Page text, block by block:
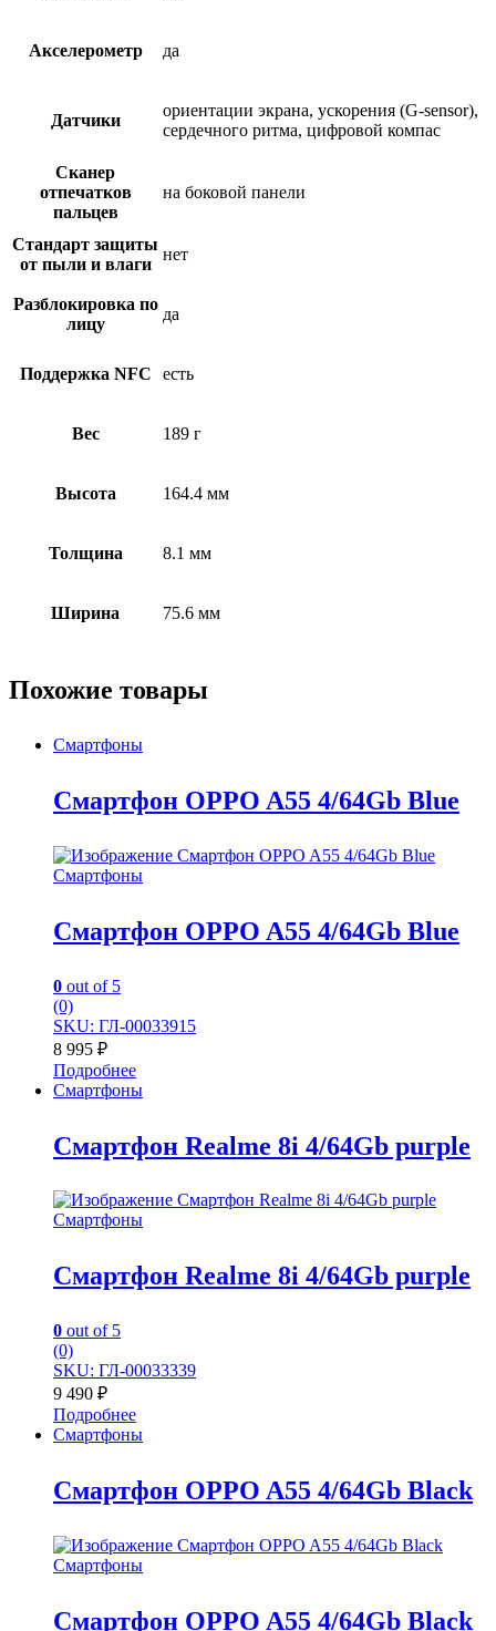
Акселерометр да
Датчики
ориентации экрана, ускорения (G-sensor),
сердечного ритма, цифровой компас
Сканер
отпечатков
пальцев
на боковой панели
Стандарт защиты
от пыли и влаги
нет
Разблокировка по
лицу
да
Поддержка NFC есть
Вес 189 г
Высота 164.4 мм
Толщина 8.1 мм
Ширина 75.6 мм
Похожие товары
Смартфоны
Смартфон OPPO A55 4/64Gb Blue
Смартфоны
Смартфон OPPO A55 4/64Gb Blue
0 out of 5
(0)
SKU: ГЛ-00033915
8 995 ₽
Подробнее
Смартфоны
Смартфон Realme 8i 4/64Gb purple
Смартфоны
Смартфон Realme 8i 4/64Gb purple
0 out of 5
(0)
SKU: ГЛ-00033339
9 490 ₽
Подробнее
Смартфоны
Смартфон OPPO A55 4/64Gb Black
Смартфоны
Смартфон OPPO A55 4/64Gb Black